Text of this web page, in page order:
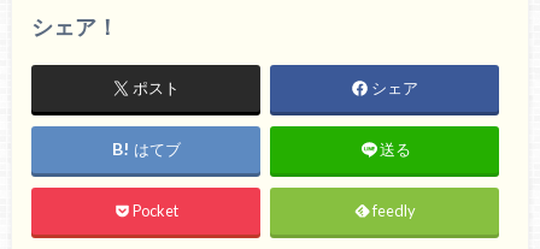
シェア！
ポスト シェア
はてブ 送る
Pocket feedly